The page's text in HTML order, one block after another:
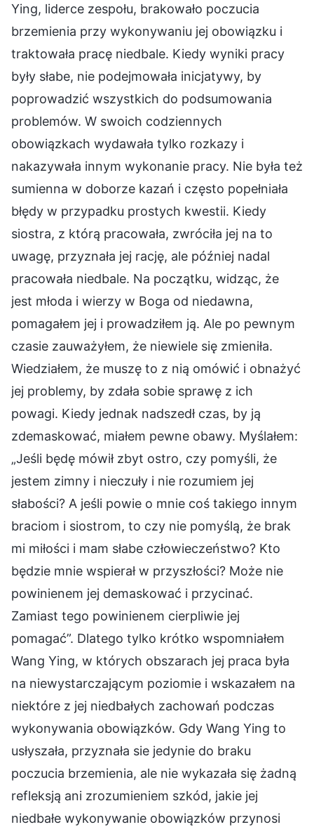
Ying, liderce zespołu, brakowało poczucia
brzemienia przy wykonywaniu jej obowiązku i
traktowała pracę niedbale. Kiedy wyniki pracy
były słabe, nie podejmowała inicjatywy, by
poprowadzić wszystkich do podsumowania
problemów. W swoich codziennych
obowiązkach wydawała tylko rozkazy i
nakazywała innym wykonanie pracy. Nie była też
sumienna w doborze kazań i często popełniała
błędy w przypadku prostych kwestii. Kiedy
siostra, z którą pracowała, zwróciła jej na to
uwagę, przyznała jej rację, ale później nadal
pracowała niedbale. Na początku, widząc, że
jest młoda i wierzy w Boga od niedawna,
pomagałem jej i prowadziłem ją. Ale po pewnym
czasie zauważyłem, że niewiele się zmieniła.
Wiedziałem, że muszę to z nią omówić i obnażyć
jej problemy, by zdała sobie sprawę z ich
powagi. Kiedy jednak nadszedł czas, by ją
zdemaskować, miałem pewne obawy. Myślałem:
„Jeśli będę mówił zbyt ostro, czy pomyśli, że
jestem zimny i nieczuły i nie rozumiem jej
słabości? A jeśli powie o mnie coś takiego innym
braciom i siostrom, to czy nie pomyślą, że brak
mi miłości i mam słabe człowieczeństwo? Kto
będzie mnie wspierał w przyszłości? Może nie
powinienem jej demaskować i przycinać.
Zamiast tego powinienem cierpliwie jej
pomagać”. Dlatego tylko krótko wspomniałem
Wang Ying, w których obszarach jej praca była
na niewystarczającym poziomie i wskazałem na
niektóre z jej niedbałych zachowań podczas
wykonywania obowiązków. Gdy Wang Ying to
usłyszała, przyznała sie jedynie do braku
poczucia brzemienia, ale nie wykazała się żadną
refleksją ani zrozumieniem szkód, jakie jej
niedbałe wykonywanie obowiązków przynosi